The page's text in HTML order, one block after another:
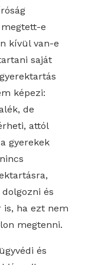
e
kívül van-e
saját
képezi:
de
attól
gyerekek
és
is, ha ezt nem
megtenni.
és